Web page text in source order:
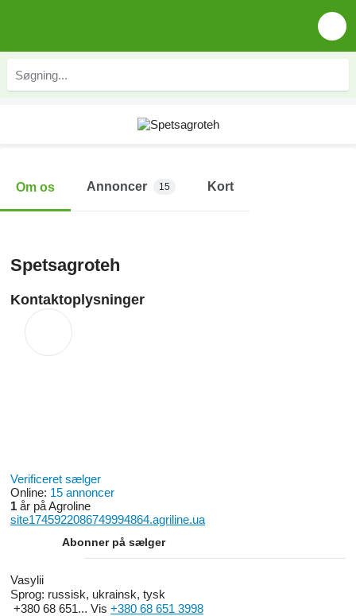
Om os Annoncer 15 Kort
Spetsagroteh
Kontaktoplysninger
Verificeret sælger
Online: 15 annoncer
1 år på Agroline
site1745922086749994864.agriline.ua
Abonner på sælger
Vasylii
Sprog: russisk, ukrainsk, tysk
+380 68 651... Vis +380 68 651 3998